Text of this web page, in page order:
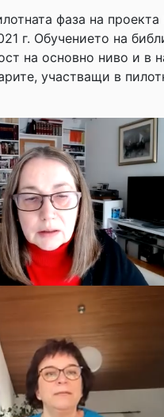
фаза на
г. Обучението на
на основно ниво и в
участващи в